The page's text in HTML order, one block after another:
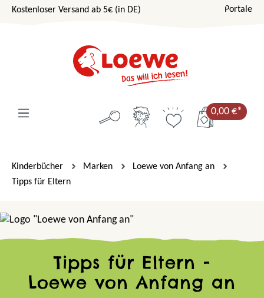
Zum Hauptinhalt springen
Kostenloser Versand ab 5€ (in DE) Portale
0,00 €*
Kinderbücher Marken
Loewe von Anfang an
Tipps für Eltern
Tipps für Eltern -
Loewe von Anfang an